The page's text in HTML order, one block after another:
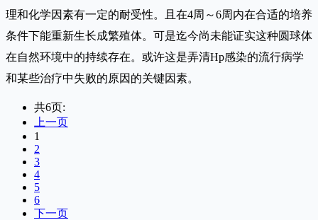
理和化学因素有一定的耐受性。且在4周～6周内在合适的培养
条件下能重新生长成繁殖体。可是迄今尚未能证实这种圆球体
在自然环境中的持续存在。或许这是弄清Hp感染的流行病学
和某些治疗中失败的原因的关键因素。
共6页:
上一页
1
2
3
4
5
6
下一页